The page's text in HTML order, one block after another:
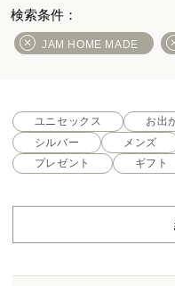
JAM HOME MADE
ユニセックス お出
シルバー
メンズ
プレゼント
ギフト